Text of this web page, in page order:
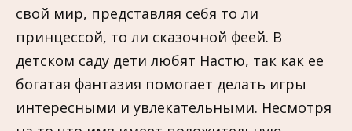
свой мир, представляя себя то ли
принцессой, то ли сказочной феей. В
детском саду дети любят Настю, так как ее
богатая фантазия помогает делать игры
интересными и увлекательными. Несмотря